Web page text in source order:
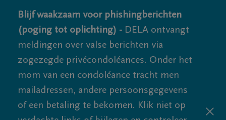
Blijf waakzaam voor phishingberichten
(poging tot oplichting) - DELA ontvangt
meldingen over valse berichten via
zogezegde privécondoléances. Onder het
mom van een condoléance tracht men
mailadressen, andere persoonsgegevens
of een betaling te bekomen. Klik niet op